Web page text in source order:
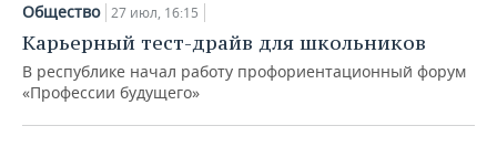
Общество 27 июл, 16:15
Карьерный тест-драйв для школьников
В республике начал работу профориентационный форум
«Профессии будущего»